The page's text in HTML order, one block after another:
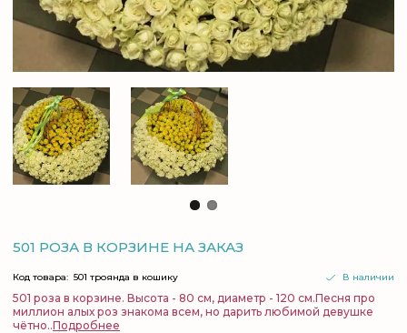
501 РОЗА В КОРЗИНЕ НА ЗАКАЗ
В наличии
Код товара: 501 троянда в кошику
501 роза в корзине. Высота - 80 см, диаметр - 120 см.Песня про
миллион алых роз знакома всем, но дарить любимой девушке
чётно..Подробнее